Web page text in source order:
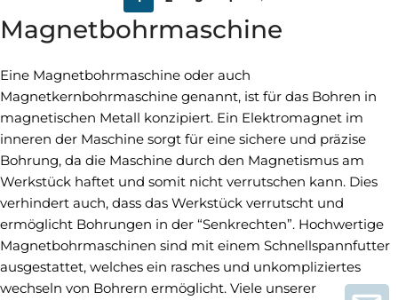
Magnetbohrmaschine
Eine Magnetbohrmaschine oder auch
Magnetkernbohrmaschine genannt, ist für das Bohren in
magnetischen Metall konzipiert. Ein Elektromagnet im
inneren der Maschine sorgt für eine sichere und präzise
Bohrung, da die Maschine durch den Magnetismus am
Werkstück haftet und somit nicht verrutschen kann. Dies
verhindert auch, dass das Werkstück verrutscht und
ermöglicht Bohrungen in der “Senkrechten”. Hochwertige
Magnetbohrmaschinen sind mit einem Schnellspannfutter
ausgestattet, welches ein rasches und unkompliziertes
wechseln von Bohrern ermöglicht. Viele unserer